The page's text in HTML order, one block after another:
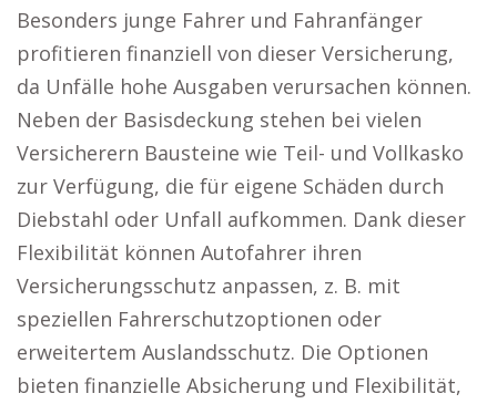
Besonders junge Fahrer und Fahranfänger
profitieren finanziell von dieser Versicherung,
da Unfälle hohe Ausgaben verursachen können.
Neben der Basisdeckung stehen bei vielen
Versicherern Bausteine wie Teil- und Vollkasko
zur Verfügung, die für eigene Schäden durch
Diebstahl oder Unfall aufkommen. Dank dieser
Flexibilität können Autofahrer ihren
Versicherungsschutz anpassen, z. B. mit
speziellen Fahrerschutzoptionen oder
erweitertem Auslandsschutz. Die Optionen
bieten finanzielle Absicherung und Flexibilität,